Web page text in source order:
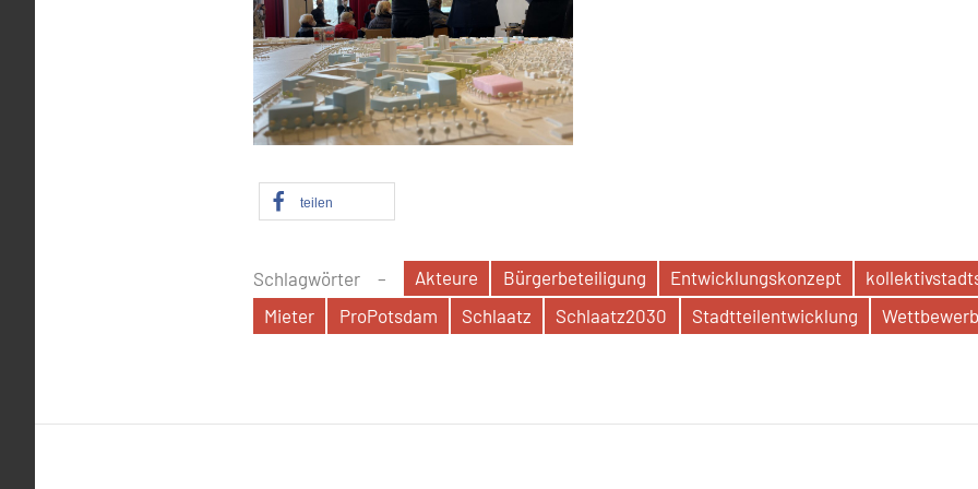
teilen
Schlagwörter Akteure Bürgerbeteiligung Entwicklungskonzept
Mieter
ProPotsdam Schlaatz Schlaatz2030 Stadtteilentwicklung Wettbewerb